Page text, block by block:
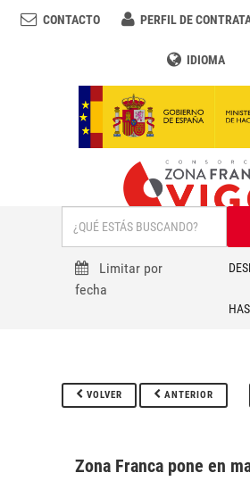
CONTACTO PERFIL DE
IDIOMA
Limitar por
fecha
VOLVER ANTERIOR
Zona Franca pone en